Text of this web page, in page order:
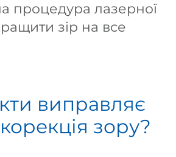
процедура лазерної
зір на все
виправляє
зору?